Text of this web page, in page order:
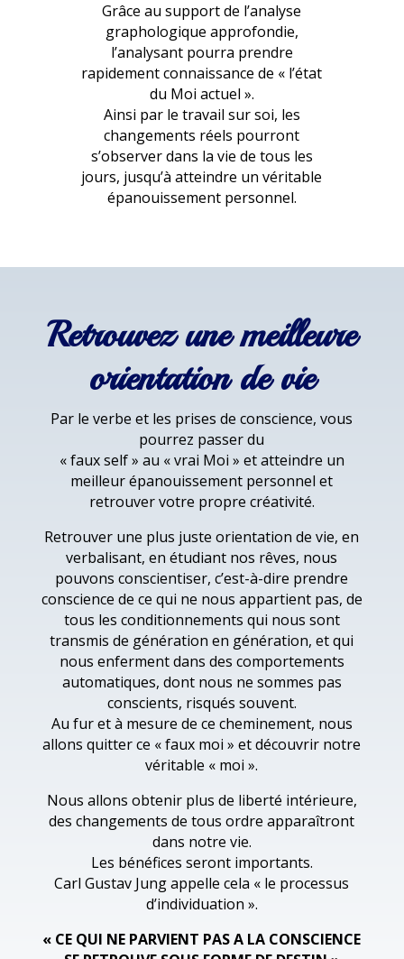
Grâce au support de l’analyse
graphologique approfondie,
l’analysant pourra prendre
rapidement connaissance de « l’état
du Moi actuel ».
Ainsi par le travail sur soi, les
changements réels pourront
s’observer dans la vie de tous les
jours, jusqu’à atteindre un véritable
épanouissement personnel.
Retrouvez une meilleure
orientation de vie
Par le verbe et les prises de conscience, vous
pourrez passer du
« faux self » au « vrai Moi » et atteindre un
meilleur épanouissement personnel et
retrouver votre propre créativité.
Retrouver une plus juste orientation de vie, en
verbalisant, en étudiant nos rêves, nous
pouvons conscientiser, c’est-à-dire prendre
conscience de ce qui ne nous appartient pas, de
tous les conditionnements qui nous sont
transmis de génération en génération, et qui
nous enferment dans des comportements
automatiques, dont nous ne sommes pas
conscients, risqués souvent.
Au fur et à mesure de ce cheminement, nous
allons quitter ce « faux moi » et découvrir notre
véritable « moi ».
Nous allons obtenir plus de liberté intérieure,
des changements de tous ordre apparaîtront
dans notre vie.
Les bénéfices seront importants.
Carl Gustav Jung appelle cela « le processus
d’individuation ».
« CE QUI NE PARVIENT PAS A LA CONSCIENCE